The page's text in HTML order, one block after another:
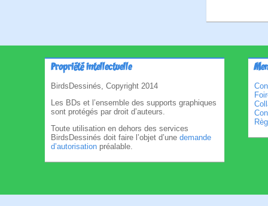
Propriété intellectuelle
BirdsDessinés, Copyright 2014
Les BDs et l’ensemble des supports graphiques
sont protégés par droit d’auteurs.
Toute utilisation en dehors des services
BirdsDessinés doit faire l’objet d’une demande
d’autorisation préalable.